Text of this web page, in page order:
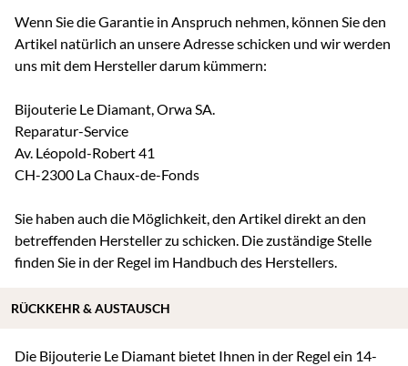
Wenn Sie die Garantie in Anspruch nehmen, können Sie den
Artikel natürlich an unsere Adresse schicken und wir werden
uns mit dem Hersteller darum kümmern:
Bijouterie Le Diamant, Orwa SA.
Reparatur-Service
Av. Léopold-Robert 41
CH-2300 La Chaux-de-Fonds
Sie haben auch die Möglichkeit, den Artikel direkt an den
betreffenden Hersteller zu schicken. Die zuständige Stelle
finden Sie in der Regel im Handbuch des Herstellers.
Die Bijouterie Le Diamant bietet Ihnen in der Regel ein 14-
RÜCKKEHR & AUSTAUSCH